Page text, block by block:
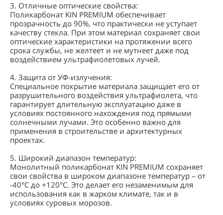
3. Отличные оптические свойства:
Поликарбонат KIN PREMIUM обеспечивает
прозрачность до 90%, что практически не уступает
качеству стекла. При этом материал сохраняет свои
оптические характеристики на протяжении всего
срока службы, не желтеет и не мутнеет даже под
воздействием ультрафиолетовых лучей.
4. Защита от УФ-излучения:
Специальное покрытие материала защищает его от
разрушительного воздействия ультрафиолета, что
гарантирует длительную эксплуатацию даже в
условиях постоянного нахождения под прямыми
солнечными лучами. Это особенно важно для
применения в строительстве и архитектурных
проектах.
5. Широкий диапазон температур:
Монолитный поликарбонат KIN PREMIUM сохраняет
свои свойства в широком диапазоне температур – от
-40°C до +120°C. Это делает его незаменимым для
использования как в жарком климате, так и в
условиях суровых морозов.